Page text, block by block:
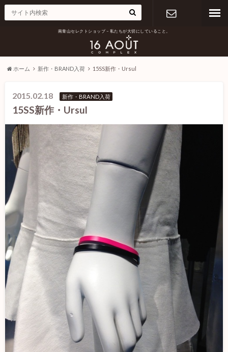
南青山セレクトショップ – 私たちが大切にしていること。
ホーム 新作・BRAND入荷 15SS新作・Ursul
2015.02.18 新作・BRAND入荷
15SS新作・Ursul